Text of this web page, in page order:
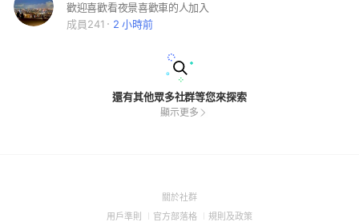
歡迎喜歡看夜景喜歡車的人加入
成員241
2 小時前
還有其他眾多社群等您來探索
顯示更多
關於社群(Open
用戶準則 (Open
官方部落格 (Open
規則及政策(Open